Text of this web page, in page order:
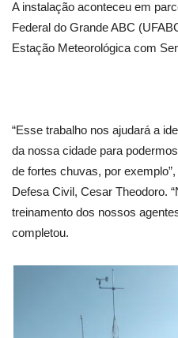
A instalação aconteceu em
Federal do Grande ABC
Estação Meteorológica com
“Esse trabalho nos ajudará a
da nossa cidade para
de fortes chuvas, por
Defesa Civil, Cesar Theodoro.
treinamento dos nossos
completou.